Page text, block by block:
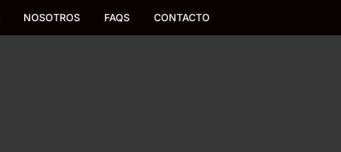
NOSOTROS FAQS CONTACTO